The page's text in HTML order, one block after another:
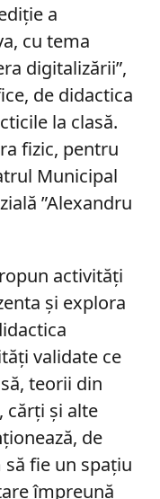
a
cu tema
digitalizării”,
de didactica
la clasă.
fizic, pentru
Municipal
”Alexandru
activități
şi explora
validate ce
teorii din
cărți și alte
de
să fie un spaţiu
împreună